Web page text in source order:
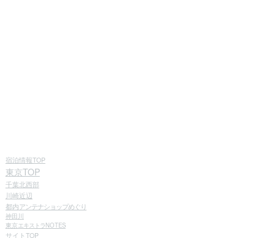
宿泊情報TOP
東京TOP
千葉北西部
川崎近辺
都内アンテナショップめぐり
神田川
東京 エキストラNOTES
サイトTOP